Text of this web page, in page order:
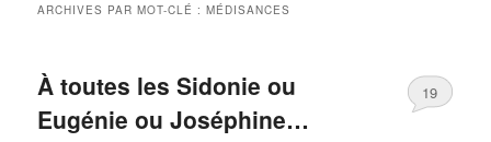
ARCHIVES PAR MOT-CLÉ :MÉDISANCES
À toutes les Sidonie ou
Eugénie ou Joséphine…
19